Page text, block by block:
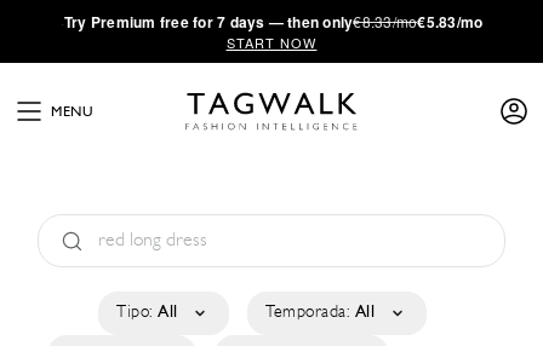
·Try Premium free for 7 days — then only€8.33/mo€5.83/mo
START NOW
MENU
Tipo: All Temporada: All